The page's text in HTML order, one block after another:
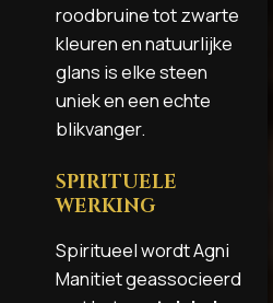
roodbruine tot zwarte
kleuren en natuurlijke
glans is elke steen
uniek en een echte
blikvanger.
SPIRITUELE
WERKING
Spiritueel wordt Agni
Manitiet geassocieerd